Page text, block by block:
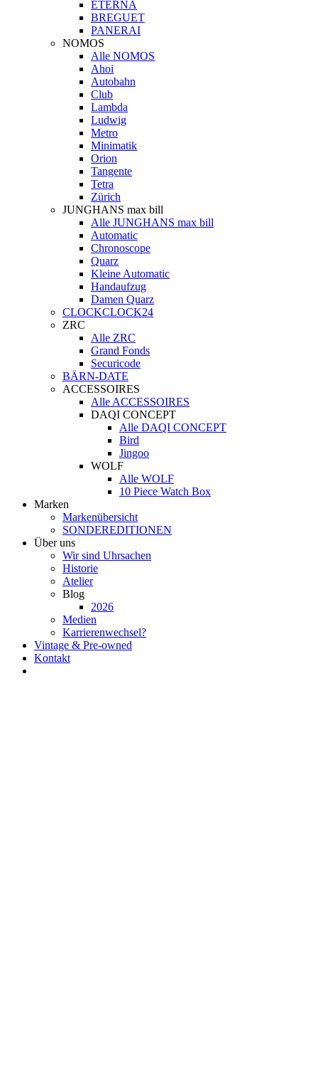
ETERNA
BREGUET
PANERAI
NOMOS
Alle NOMOS
Ahoi
Autobahn
Club
Lambda
Ludwig
Metro
Minimatik
Orion
Tangente
Tetra
Zürich
JUNGHANS max bill
Alle JUNGHANS max bill
Automatic
Chronoscope
Quarz
Kleine Automatic
Handaufzug
Damen Quarz
CLOCKCLOCK24
ZRC
Alle ZRC
Grand Fonds
Securicode
BÄRN-DATE
ACCESSOIRES
Alle ACCESSOIRES
DAQI CONCEPT
Alle DAQI CONCEPT
Bird
Jingoo
WOLF
Alle WOLF
10 Piece Watch Box
Marken
Markenübersicht
SONDEREDITIONEN
Über uns
Wir sind Uhrsachen
Historie
Atelier
Blog
2026
Medien
Karrierenwechsel?
Vintage & Pre-owned
Kontakt